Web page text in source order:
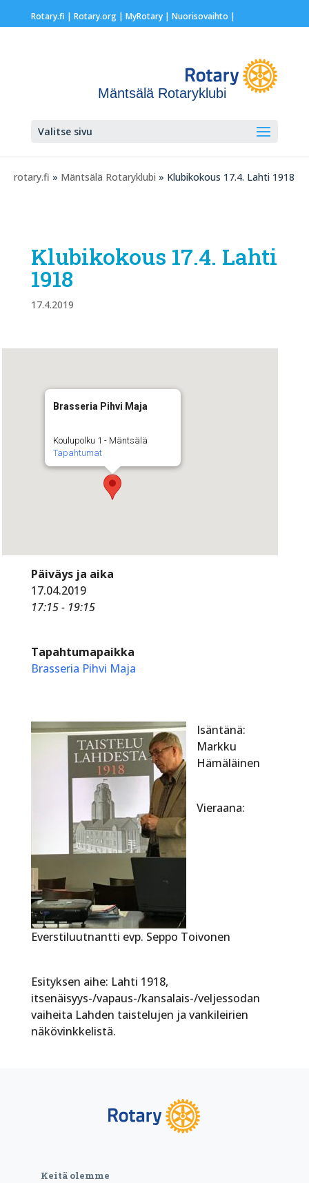
Rotary.fi | Rotary.org| MyRotary | Nuorisovaihto |
Mäntsälä Rotaryklubi
Valitse sivu
rotary.fi » Mäntsälä Rotaryklubi » Klubikokous 17.4. Lahti 1918
Klubikokous 17.4. Lahti
1918
17.4.2019
Brasseria Pihvi Maja
Koulupolku 1 - Mäntsälä
Tapahtumat
Päiväys ja aika
17.04.2019
17:15 - 19:15
Tapahtumapaikka
Brasseria Pihvi Maja
Isäntänä:
Markku
Hämäläinen
Vieraana:
Everstiluutnantti evp. Seppo Toivonen
Esityksen aihe: Lahti 1918,
itsenäisyys-/vapaus-/kansalais-/veljessodan
vaiheita Lahden taistelujen ja vankileirien
näkövinkkelistä.
Keitä olemme